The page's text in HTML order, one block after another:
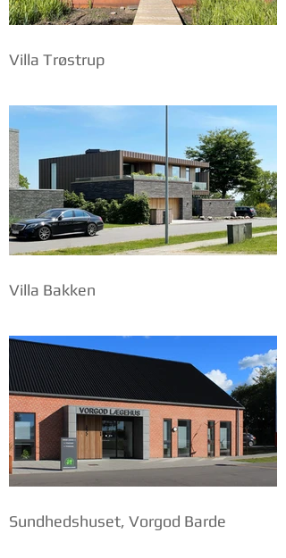
Villa Trøstrup
Villa Bakken
Sundhedshuset, Vorgod Barde